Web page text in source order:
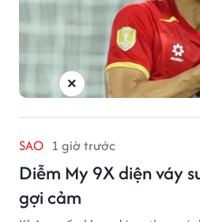
SAO 1 giờ trước
Diễm My 9X diện váy
gợi cảm
×